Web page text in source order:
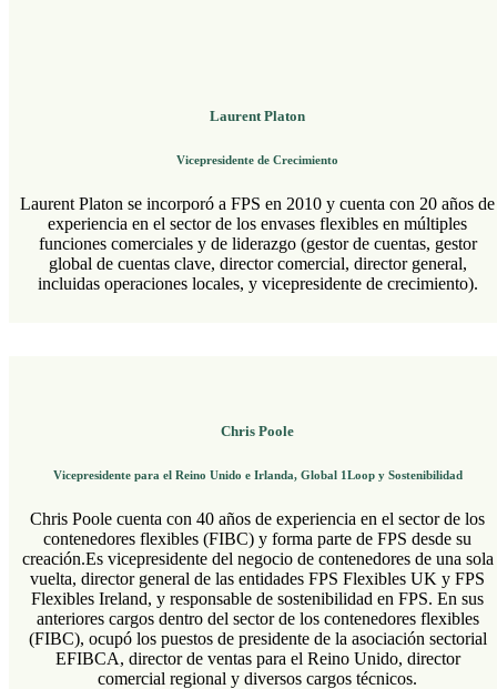
Laurent Platon
Vicepresidente de Crecimiento
Laurent Platon se incorporó a FPS en 2010 y cuenta con 20 años de
experiencia en el sector de los envases flexibles en múltiples
funciones comerciales y de liderazgo (gestor de cuentas, gestor
global de cuentas clave, director comercial, director general,
incluidas operaciones locales, y vicepresidente de crecimiento).
Chris Poole
Vicepresidente para el Reino Unido e Irlanda, Global 1Loop y Sostenibilidad
Chris Poole cuenta con 40 años de experiencia en el sector de los
contenedores flexibles (FIBC) y forma parte de FPS desde su
creación.Es vicepresidente del negocio de contenedores de una sola
vuelta, director general de las entidades FPS Flexibles UK y FPS
Flexibles Ireland, y responsable de sostenibilidad en FPS. En sus
anteriores cargos dentro del sector de los contenedores flexibles
(FIBC), ocupó los puestos de presidente de la asociación sectorial
EFIBCA, director de ventas para el Reino Unido, director
comercial regional y diversos cargos técnicos.